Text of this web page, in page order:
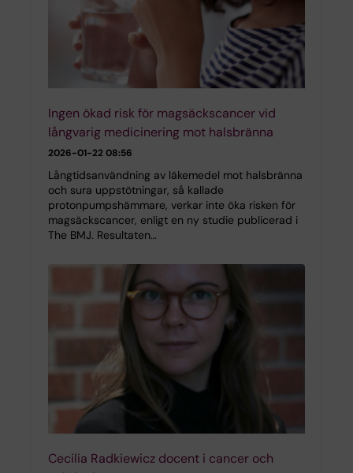
Ingen ökad risk för magsäckscancer vid
långvarig medicinering mot halsbränna
2026-01-22 08:56
Långtidsanvändning av läkemedel mot halsbränna
och sura uppstötningar, så kallade
protonpumpshämmare, verkar inte öka risken för
magsäckscancer, enligt en ny studie publicerad i
The BMJ. Resultaten…
Cecilia Radkiewicz docent i cancer och